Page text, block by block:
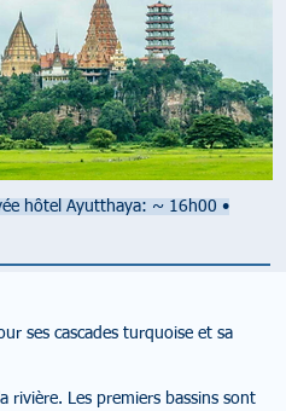
hôtel Ayutthaya: ~ 16h00 •
ses cascades turquoise et sa
rivière. Les premiers bassins sont